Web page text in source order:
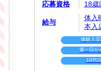
応募資格
18歳
給与
体入
本入
体験入
週一日か
10代